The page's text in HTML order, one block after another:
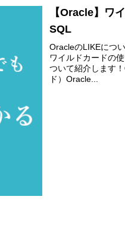
【Oracle】ワ
SQL
OracleのLIKEにつ
ワイルドカードの
ついて紹介します
ド）Oracle...